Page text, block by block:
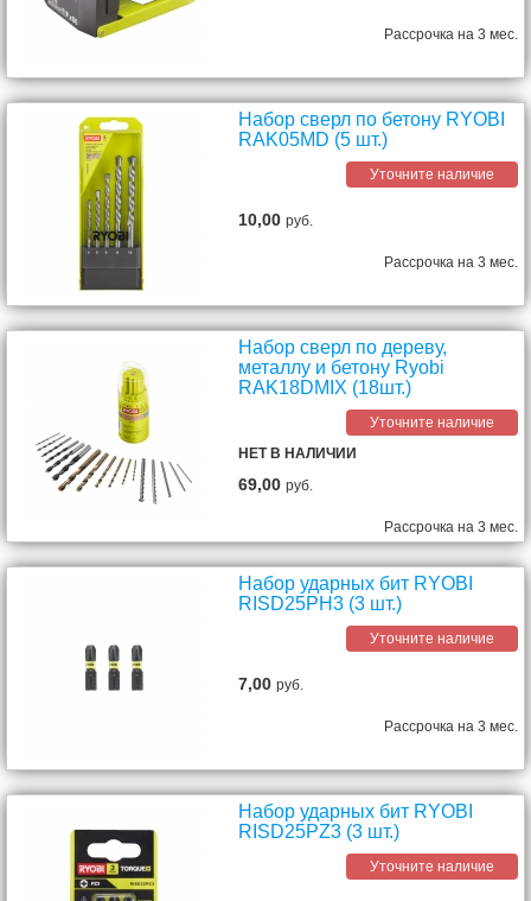
Рассрочка на 3 мес.
Набор сверл по бетону RYOBI
RAK05MD (5 шт.)
Уточните наличие
10,00руб.
Рассрочка на 3 мес.
Набор сверл по дереву,
металлу и бетону Ryobi
RAK18DMIX (18шт.)
Уточните наличие
НЕТ В НАЛИЧИИ
69,00руб.
Рассрочка на 3 мес.
Набор ударных бит RYOBI
RISD25PH3 (3 шт.)
Уточните наличие
7,00руб.
Рассрочка на 3 мес.
Набор ударных бит RYOBI
RISD25PZ3 (3 шт.)
Уточните наличие